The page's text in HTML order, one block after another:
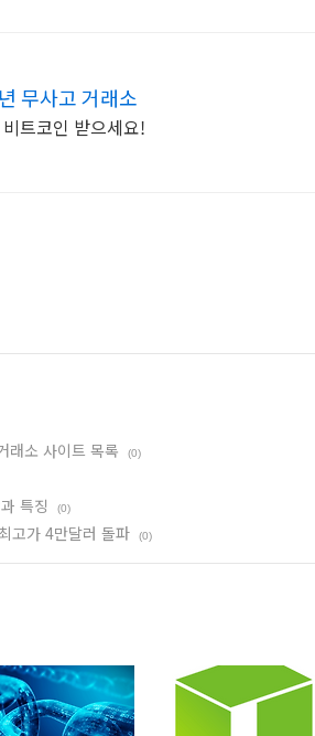
무사고 거래소
트코인 받으세요!
래소 사이트 목록 (0)
특징 (0)
고가 4만달러 돌파 (0)